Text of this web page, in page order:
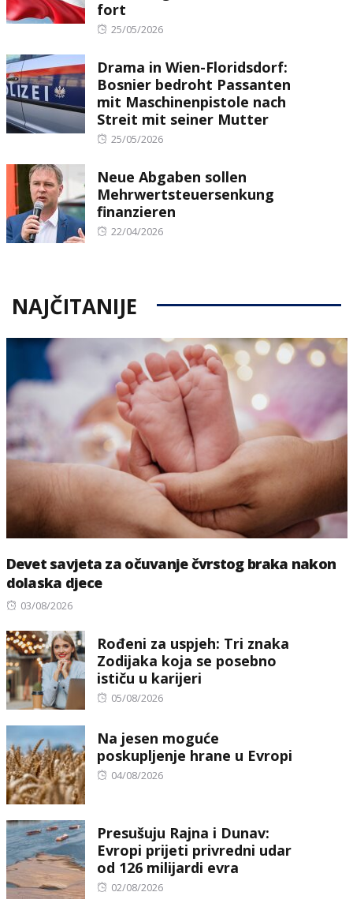
fort
Posted
25/05/2026
Drama in Wien-Floridsdorf:
Bosnier bedroht Passanten
mit Maschinenpistole nach
Streit mit seiner Mutter
Posted
25/05/2026
Neue Abgaben sollen
Mehrwertsteuersenkung
finanzieren
Posted
22/04/2026
NAJČITANIJE
Devet savjeta za očuvanje čvrstog braka nakon
dolaska djece
Posted
03/08/2026
Rođeni za uspjeh: Tri znaka
Zodijaka koja se posebno
ističu u karijeri
Posted
05/08/2026
Na jesen moguće
poskupljenje hrane u Evropi
Posted
04/08/2026
Presušuju Rajna i Dunav:
Evropi prijeti privredni udar
od 126 milijardi evra
Posted
02/08/2026